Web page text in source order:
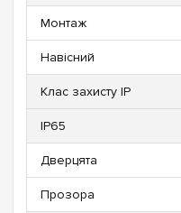
Монтаж
Навісний
Клас захисту IP
IP65
Дверцята
Прозора